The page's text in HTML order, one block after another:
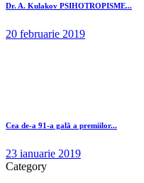
Dr. A. Kulakov PSIHOTROPISME...
20 februarie 2019
Cea de-a 91-a gală a premiilor...
23 ianuarie 2019
Category